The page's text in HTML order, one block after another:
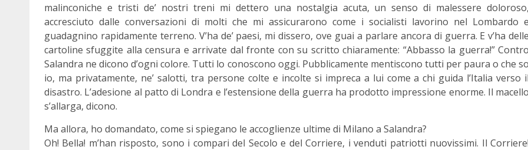
malinconiche e tristi de’ nostri treni mi dettero una nostalgia acuta, un senso di malessere doloroso,
accresciuto dalle conversazioni di molti che mi assicurarono come i socialisti lavorino nel Lombardo e
guadagnino rapidamente terreno. V’ha de’ paesi, mi dissero, ove guai a parlare ancora di guerra. E v’ha delle
cartoline sfuggite alla censura e arrivate dal fronte con su scritto chiaramente: “Abbasso la guerra!” Contro
Salandra ne dicono d’ogni colore. Tutti lo conoscono oggi. Pubblicamente mentiscono tutti per paura o che so
io, ma privatamente, ne’ salotti, tra persone colte e incolte si impreca a lui come a chi guida l’Italia verso il
disastro. L’adesione al patto di Londra e l’estensione della guerra ha prodotto impressione enorme. Il macello
s’allarga, dicono.
Ma allora, ho domandato, come si spiegano le accoglienze ultime di Milano a Salandra?
Oh! Bella! m’han risposto, sono i compari del Secolo e del Corriere, i venduti patriotti nuovissimi. Il Corriere!